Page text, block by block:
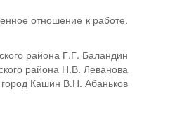
отношение к работе.
района Г.Г. Баландин
района Н.В. Леванова
город Кашин В.Н. Абаньков